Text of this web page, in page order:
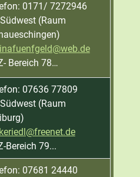
0171/ 7272946
(Raum
Bereich 78…
07636 77809
(Raum
Bereich 79...
07681 24440